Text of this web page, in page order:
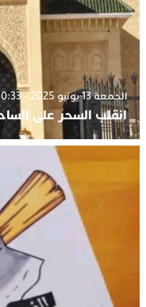
الجمعة 13 يونيو 2025 - 10:33
انقلب السحر على